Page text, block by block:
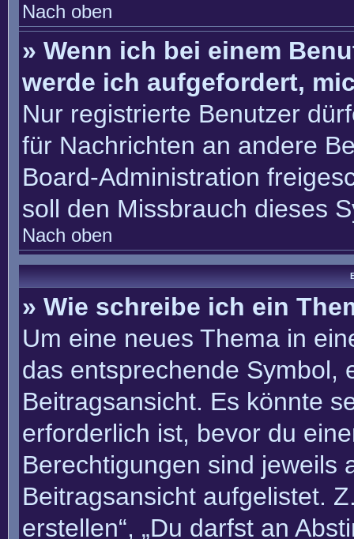
Nach oben
» Wenn ich bei einem
werde ich aufgefordert,
Nur registrierte Benutzer
für Nachrichten an andere
Board-Administration
soll den Missbrauch dieses
Nach oben
» Wie schreibe ich ein
Um eine neues Thema in
das entsprechende Symbol,
Beitragsansicht. Es könnte
erforderlich ist, bevor du
Berechtigungen sind jeweils
Beitragsansicht aufgelistet.
erstellen“, „Du darfst an